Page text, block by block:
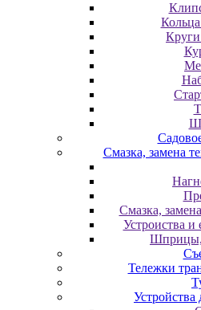
Смазка, замена
Смазка,
Устроиства и
Шприцы,
Тележки
Устройства